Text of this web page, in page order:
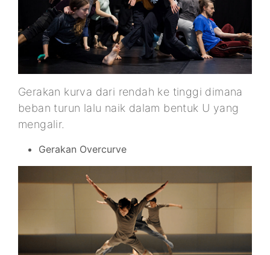
Gerakan kurva dari rendah ke tinggi dimana
beban turun lalu naik dalam bentuk U yang
mengalir.
Gerakan Overcurve